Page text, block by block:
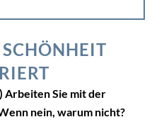
Arbeiten Sie mit der
nein, warum nicht?